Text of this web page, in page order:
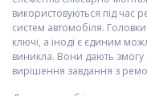
використовуються під час
систем автомобіля.
ключі, а іноді є єдиним
виникла. Вони дають змогу
вирішення завдання з